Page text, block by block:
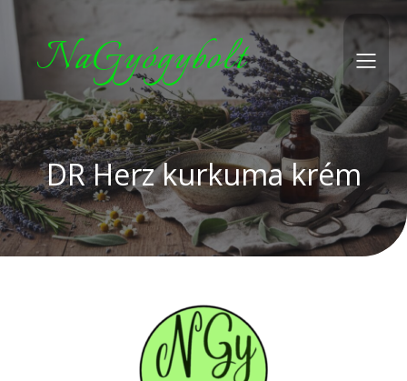
NaGyógybolt
DR Herz kurkuma krém